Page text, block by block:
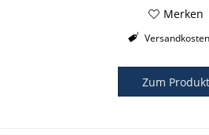
Merken
Zum Produkt